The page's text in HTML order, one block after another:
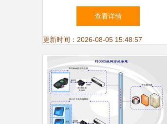
联起江城的前世今生
查看详情
更新时间：2026-08-05 15:48:57